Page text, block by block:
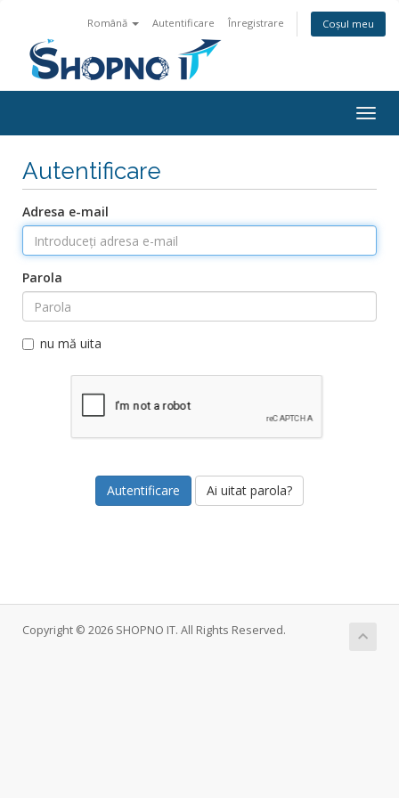
Română Autentificare Înregistrare Coșul meu
Autentificare
Adresa e-mail
Parola
nu mă uita
Ai uitat parola?
Copyright © 2026 SHOPNO IT. All Rights Reserved.